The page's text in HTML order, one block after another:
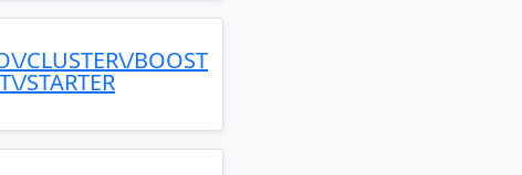
CLUSTER\/BOOST
STARTER